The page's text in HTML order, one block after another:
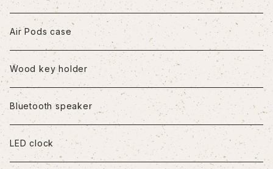
iPhone7/8/SE2
iPhone8Plus
iPhoneX/XS
iPhoneXR
Air Pods case
Wood key holder
Bluetooth speaker
LED clock